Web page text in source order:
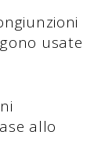
usate
allo